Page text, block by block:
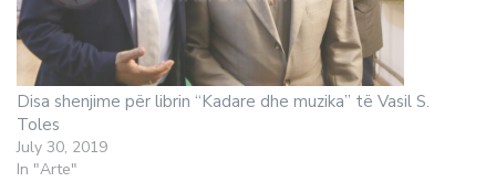
Disa shenjime për librin “Kadare dhe muzika” të Vasil S.
Toles
July 30, 2019
In "Arte"